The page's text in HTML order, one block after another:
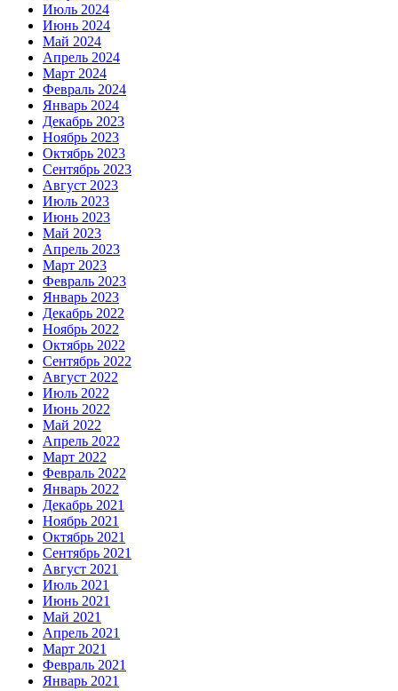
Июль 2024
Июнь 2024
Май 2024
Апрель 2024
Март 2024
Февраль 2024
Январь 2024
Декабрь 2023
Ноябрь 2023
Октябрь 2023
Сентябрь 2023
Август 2023
Июль 2023
Июнь 2023
Май 2023
Апрель 2023
Март 2023
Февраль 2023
Январь 2023
Декабрь 2022
Ноябрь 2022
Октябрь 2022
Сентябрь 2022
Август 2022
Июль 2022
Июнь 2022
Май 2022
Апрель 2022
Март 2022
Февраль 2022
Январь 2022
Декабрь 2021
Ноябрь 2021
Октябрь 2021
Сентябрь 2021
Август 2021
Июль 2021
Июнь 2021
Май 2021
Апрель 2021
Март 2021
Февраль 2021
Январь 2021